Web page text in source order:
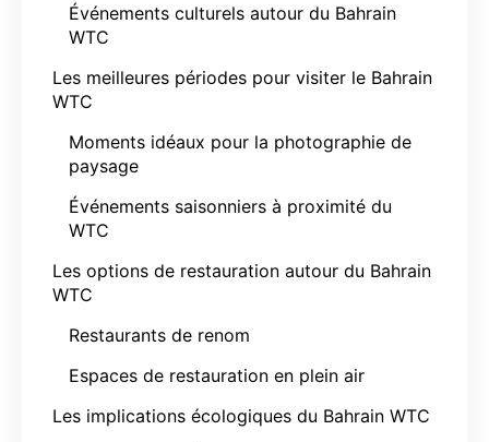
Événements culturels autour du Bahrain
WTC
Les meilleures périodes pour visiter le Bahrain
WTC
Moments idéaux pour la photographie de
paysage
Événements saisonniers à proximité du
WTC
Les options de restauration autour du Bahrain
WTC
Restaurants de renom
Espaces de restauration en plein air
Les implications écologiques du Bahrain WTC